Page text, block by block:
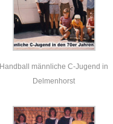
Handball männliche C-Jugend in
Delmenhorst